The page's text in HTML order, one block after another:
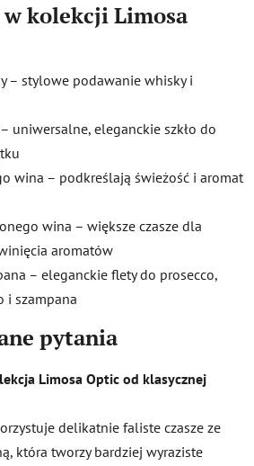
w kolekcji Limosa
– stylowe podawanie whisky i
uniwersalne, eleganckie szkło do
wina – podkreślają świeżość i aromat
wina – większe czasze dla
aromatów
– eleganckie flety do prosecco,
i szampana
pytania
Limosa Optic od klasycznej
delikatnie faliste czasze ze
która tworzy bardziej wyraziste